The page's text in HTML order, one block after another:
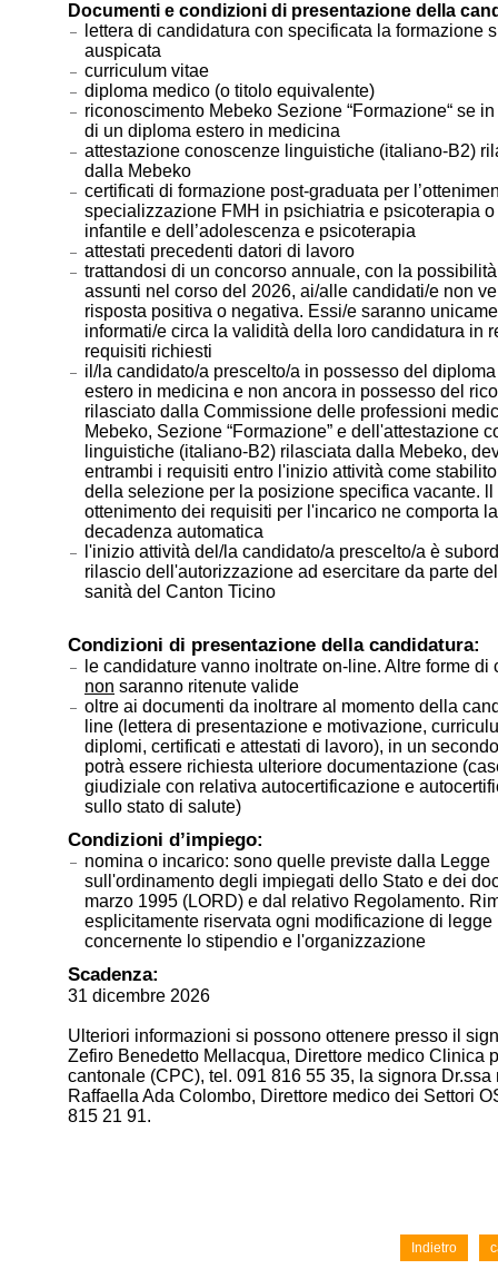
Documenti e condizioni di presentazione della
lettera di candidatura con specificata la formazione
auspicata
curriculum vitae
diploma medico (o titolo equivalente)
riconoscimento Mebeko Sezione “Formazione“ se
di un diploma estero in medicina
attestazione conoscenze linguistiche (italiano-B2)
dalla Mebeko
certificati di formazione post-graduata per
specializzazione FMH in psichiatria e psicoterapia
infantile e dell’adolescenza e psicoterapia
attestati precedenti datori di lavoro
trattandosi di un concorso annuale, con la
assunti nel corso del 2026, ai/alle candidati/e non
risposta positiva o negativa. Essi/e saranno
informati/e circa la validità della loro candidatura in
requisiti richiesti
il/la candidato/a prescelto/a in possesso del
estero in medicina e non ancora in possesso del
rilasciato dalla Commissione delle professioni
Mebeko, Sezione “Formazione” e dell'attestazione
linguistiche (italiano-B2) rilasciata dalla Mebeko,
entrambi i requisiti entro l'inizio attività come
della selezione per la posizione specifica vacante. ll
ottenimento dei requisiti per l'incarico ne comporta la
decadenza automatica
l'inizio attività del/la candidato/a prescelto/a è
rilascio dell'autorizzazione ad esercitare da parte
sanità del Canton Ticino
Condizioni di presentazione della candidatura:
le candidature vanno inoltrate on-line. Altre forme di
non saranno ritenute valide
oltre ai documenti da inoltrare al momento della
line (lettera di presentazione e motivazione,
diplomi, certificati e attestati di lavoro), in un
potrà essere richiesta ulteriore documentazione
giudiziale con relativa autocertificazione e
sullo stato di salute)
Condizioni d’impiego:
nomina o incarico: sono quelle previste dalla Legge
sull'ordinamento degli impiegati dello Stato e dei
marzo 1995 (LORD) e dal relativo Regolamento.
esplicitamente riservata ogni modificazione di legge
concernente lo stipendio e l'organizzazione
Scadenza:
31 dicembre 2026
Ulteriori informazioni si possono ottenere presso il
Zefiro Benedetto Mellacqua, Direttore medico Clinica
cantonale (CPC), tel. 091 816 55 35, la signora Dr.ssa
Raffaella Ada Colombo, Direttore medico dei Settori
815 21 91.
Indietro